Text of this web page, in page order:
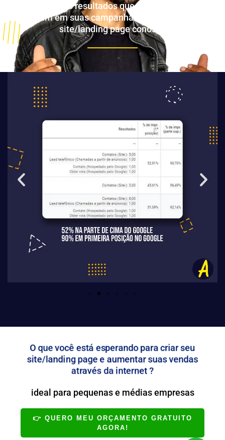
Alguns dos resultados que nossos clientes
obtiveram em suas campanhas depois de criar seu
site/landing page conosco:
O que você está esperando para criar seu
site/landing page e aumentar suas vendas
através da internet ?
ideal para pequenas e médias empresas
👉 QUERO MEU ORÇAMENTO GRATUITO
AGORA!